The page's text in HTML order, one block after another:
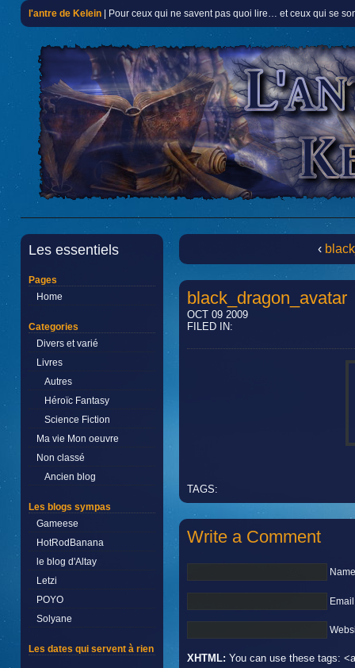
l'antre de Kelein | Pour ceux qui ne savent pas quoi lire… et ceux qui se
Les essentiels
Pages
Home
Categories
Divers et varié
Livres
Autres
Héroïc Fantasy
Science Fiction
Ma vie Mon oeuvre
Non classé
Ancien blog
Les blogs sympas
Gameese
HotRodBanana
le blog d'Altay
Letzi
POYO
Solyane
Les dates qui servent à rien
‹
black_dragon_avatar
OCT 09 2009
FILED IN:
TAGS:
Write a Comment
XHTML: You can use these tags: